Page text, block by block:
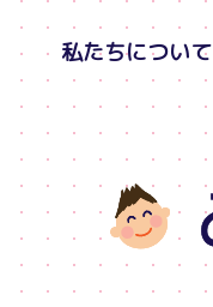
私たちについて